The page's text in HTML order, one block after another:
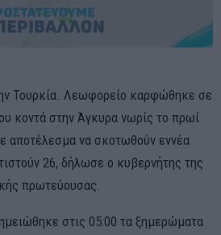
Τουρκία. Λεωφορείο καρφώθηκε σε
κοντά στην Άγκυρα νωρίς το πρωί
αποτέλεσμα να σκοτωθούν εννέα
26, δήλωσε ο κυβερνήτης της
πρωτεύουσας.
στις 05:00 τα ξημερώματα